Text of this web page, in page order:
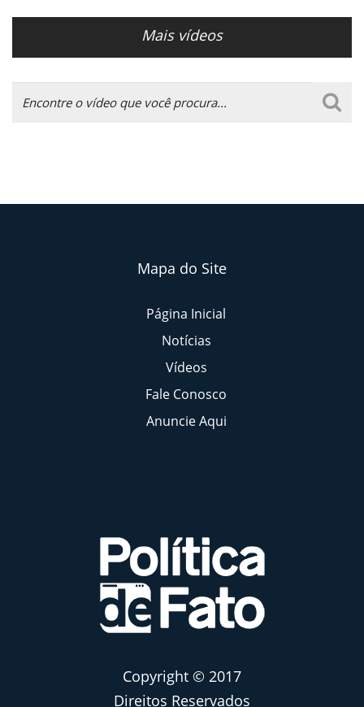
Mais vídeos
Mapa do Site
Página Inicial
Notícias
Vídeos
Fale Conosco
Anuncie Aqui
Copyright © 2017
Direitos Reservados